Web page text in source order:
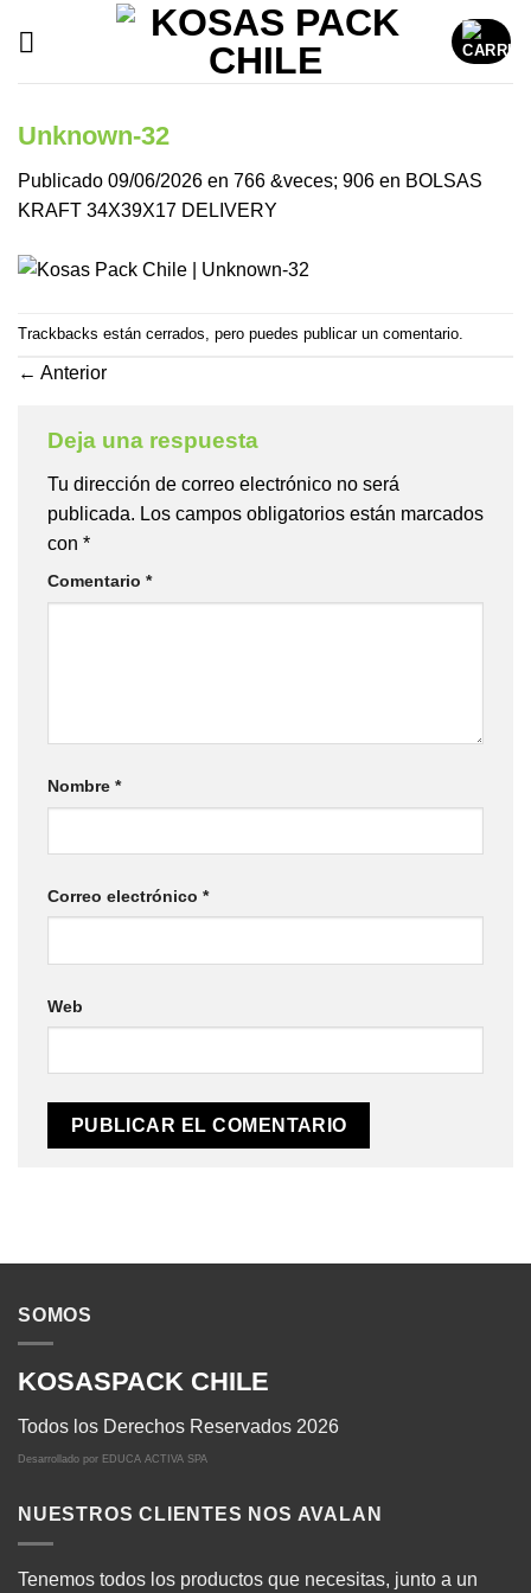
Unknown-32
Publicado 09/06/2026 en 766 &veces; 906 en BOLSAS
KRAFT 34X39X17 DELIVERY
Trackbacks están cerrados, pero puedes publicar un comentario
← Anterior
Deja una respuesta
Tu dirección de correo electrónico no será
publicada. Los campos obligatorios están marcados
con *
Comentario *
Nombre *
Correo electrónico *
Web
SOMOS
KOSASPACK CHILE
Todos los Derechos Reservados 2026
Desarrollado por EDUCA ACTIVA SPA
NUESTROS CLIENTES NOS AVALAN
Tenemos todos los productos que necesitas, junto a un